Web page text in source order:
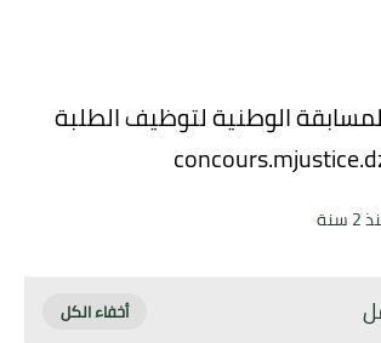
الوطنية لتوظيف الطلبة
سنة